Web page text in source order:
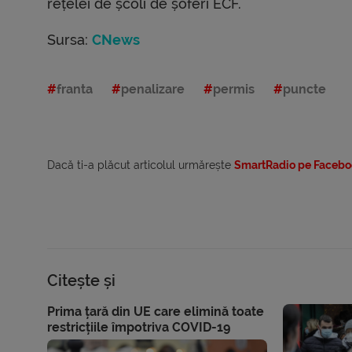
rețelei de școli de șoferi ECF.
Sursa: CNews
franta penalizare permis puncte
Dacă ti-a plăcut articolul urmărește SmartRadio pe
Citește și
Prima țară din UE care elimină toate
restricțiile împotriva COVID-19